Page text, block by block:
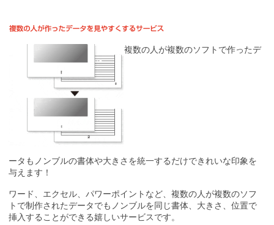
複数の人が複数のソフトで作ったデ
ータもノンブルの書体や大きさを統一するだけできれいな印象を
与えます！
ワード、エクセル、パワーポイントなど、複数の人が複数のソフ
トで制作されたデータでもノンブルを同じ書体、大きさ、位置で
挿入することができる嬉しいサービスです。